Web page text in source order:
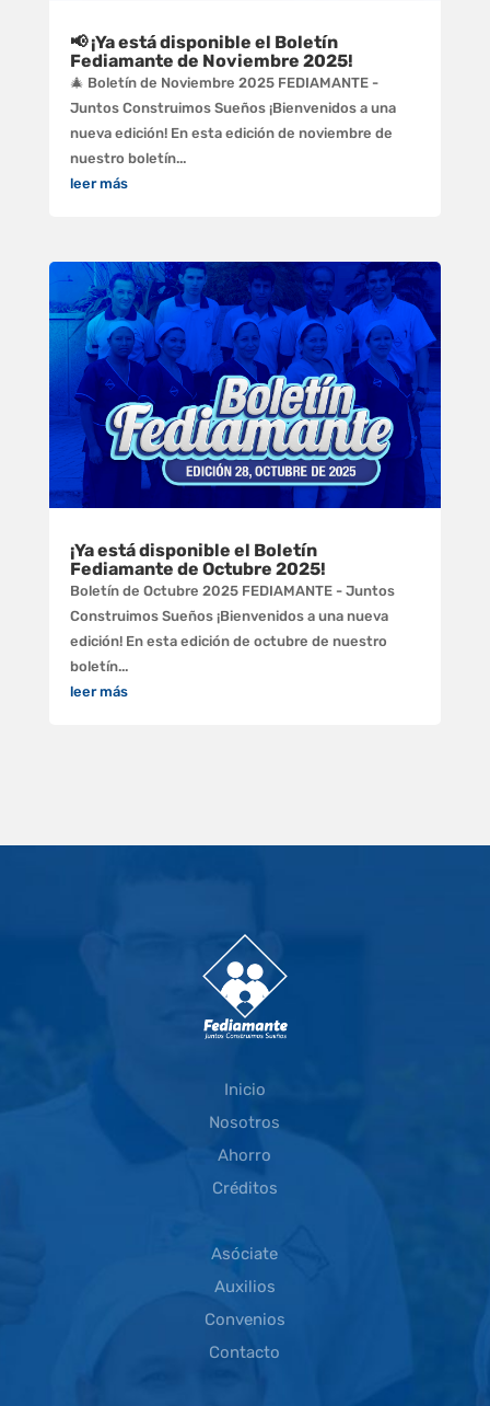
📢 ¡Ya está disponible el Boletín
Fediamante de Noviembre 2025!
🎄 Boletín de Noviembre 2025 FEDIAMANTE -
Juntos Construimos Sueños ¡Bienvenidos a una
nueva edición! En esta edición de noviembre de
nuestro boletín...
leer más
¡Ya está disponible el Boletín
Fediamante de Octubre 2025!
Boletín de Octubre 2025 FEDIAMANTE - Juntos
Construimos Sueños ¡Bienvenidos a una nueva
edición! En esta edición de octubre de nuestro
boletín...
leer más
Inicio
Nosotros
Ahorro
Créditos
Asóciate
Auxilios
Convenios
Contacto